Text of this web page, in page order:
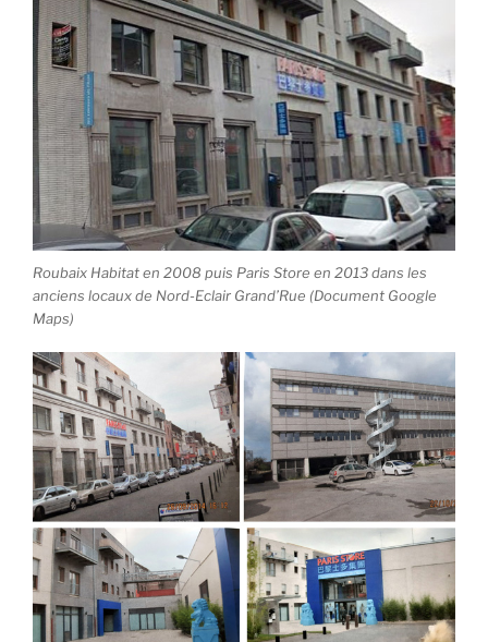
Roubaix Habitat en 2008 puis Paris Store en 2013 dans les
anciens locaux de Nord-Eclair Grand’Rue (Document Google
Maps)